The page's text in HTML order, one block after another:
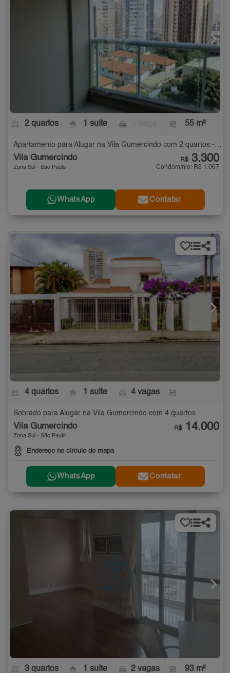
2 quartos 1 suíte 55 m²
Apartamento para Alugar na Vila Gumercindo com 2 quartos - 55 m²
Vila Gumercindo
Zona Sul - São Paulo
R$ 3.300
Condomínio: R$ 1.067
WhatsApp Contatar
4 quartos 1 suíte 4 vagas
Sobrado para Alugar na Vila Gumercindo com 4 quartos
Vila Gumercindo
Zona Sul - São Paulo
Endereço no círculo do mapa
R$ 14.000
WhatsApp Contatar
3 quartos 1 suíte 2 vagas 93 m²